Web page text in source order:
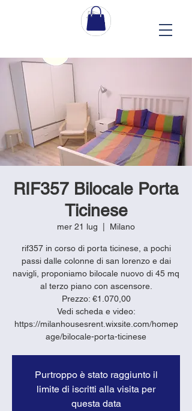
RIF357 Bilocale Porta
Ticinese
mer 21 lug Milano
rif357 in corso di porta ticinese, a pochi
passi dalle colonne di san lorenzo e dai
navigli, proponiamo bilocale nuovo di 45 mq
al terzo piano con ascensore.
Prezzo: €1.070,00
Vedi scheda e video:
https://milanhousesrent.wixsite.com/homep
age/bilocale-porta-ticinese
Purtroppo è stato raggiunto il
limite di iscritti alla visita per
questa data